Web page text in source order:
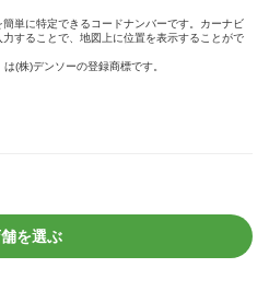
単に特定できるコードナンバーです。カーナビ
することで、地図上に位置を表示することがで
(株)デンソーの登録商標です。
舗を選ぶ